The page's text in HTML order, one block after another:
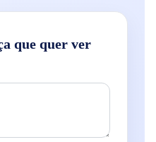
que quer ver